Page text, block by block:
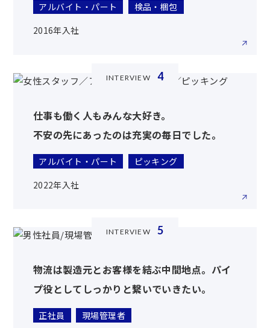
アルバイト・パート
検品・梱包
2016年入社
INTERVIEW 4
仕事も働く人もみんな大好き。
不安の先にあったのは充実の毎日でした。
アルバイト・パート
ピッキング
2022年入社
INTERVIEW 5
物流は製造元とお客様を結ぶ中間地点。パイ
プ役としてしっかりと繋いでいきたい。
正社員
現場管理者